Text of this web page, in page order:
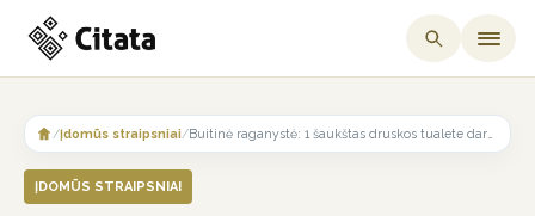
content
/Įdomūs straipsniai/
ĮDOMŪS STRAIPSNIAI